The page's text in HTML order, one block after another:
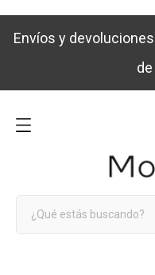
Envíos y